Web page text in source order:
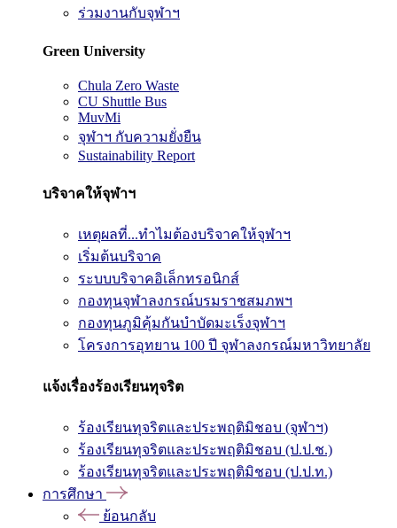
ร่วมงานกับจุฬาฯ
Green University
Chula Zero Waste
CU Shuttle Bus
MuvMi
จุฬาฯ กับความยั่งยืน
Sustainability Report
บริจาคให้จุฬาฯ
เหตุผลที่...ทำไมต้องบริจาคให้จุฬาฯ
เริ่มต้นบริจาค
ระบบบริจาคอิเล็กทรอนิกส์
กองทุนจุฬาลงกรณ์บรมราชสมภพฯ
กองทุนภูมิคุ้มกันบำบัดมะเร็งจุฬาฯ
โครงการอุทยาน 100 ปี จุฬาลงกรณ์มหาวิทยาลัย
แจ้งเรื่องร้องเรียนทุจริต
ร้องเรียนทุจริตและประพฤติมิชอบ (จุฬาฯ)
ร้องเรียนทุจริตและประพฤติมิชอบ (ป.ป.ช.)
ร้องเรียนทุจริตและประพฤติมิชอบ (ป.ป.ท.)
การศึกษา
ย้อนกลับ